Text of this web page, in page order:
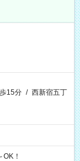
15分 / 西新宿五丁
！